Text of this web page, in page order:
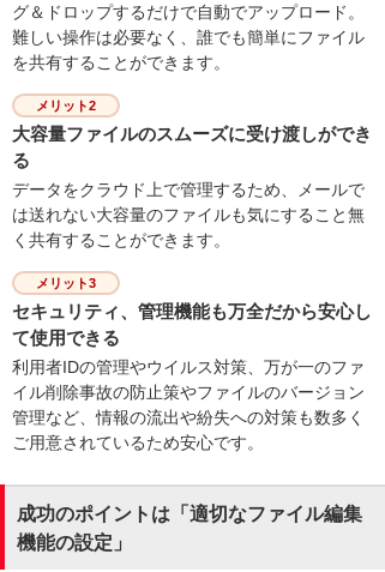
グ＆ドロップするだけで自動でアップロード。
難しい操作は必要なく、誰でも簡単にファイル
を共有することができます。
メリット2
大容量ファイルのスムーズに受け渡しができ
る
データをクラウド上で管理するため、メールで
は送れない大容量のファイルも気にすること無
く共有することができます。
メリット3
セキュリティ、管理機能も万全だから安心し
て使用できる
利用者IDの管理やウイルス対策、万が一のファ
イル削除事故の防止策やファイルのバージョン
管理など、情報の流出や紛失への対策も数多く
ご用意されているため安心です。
成功のポイントは「適切なファイル編集
機能の設定」